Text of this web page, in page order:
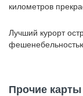
километров
Лучший курорт
Прочие карты